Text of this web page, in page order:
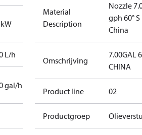
L/h
gal/h
Material
Description
Nozzle
gph 60° S
China
Omschrijving
7.00GAL
CHINA
Product line 02
Productgroep